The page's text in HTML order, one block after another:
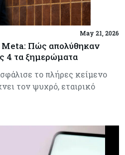
May 21, 2026
Πώς απολύθηκαν
4 τα ξημερώματα
το πλήρες κείμενο
τον ψυχρό, εταιρικό